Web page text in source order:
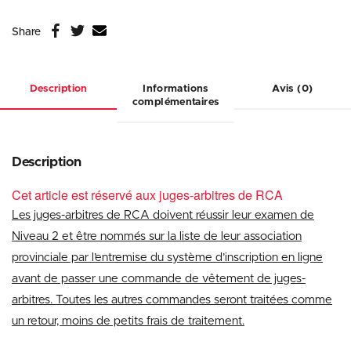
Share
Description
Informations
complémentaires
Avis (0)
Description
Cet article est réservé aux juges-arbitres de RCA
Les juges-arbitres de RCA doivent réussir leur examen de
Niveau 2 et être nommés sur la liste de leur association
provinciale par l’entremise du système d’inscription en ligne
avant de passer une commande de vêtement de juges-
arbitres. Toutes les autres commandes seront traitées comme
un retour, moins de petits frais de traitement.